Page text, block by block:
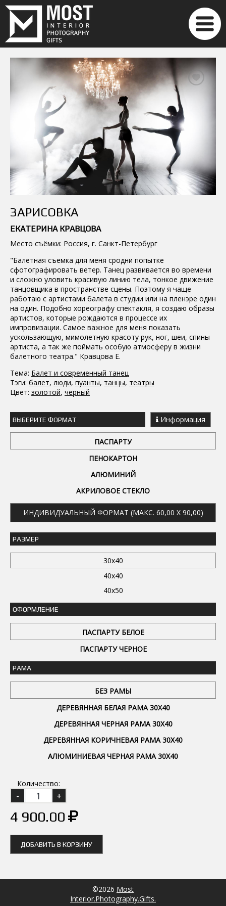
ЗАРИСОВКА
ЕКАТЕРИНА КРАВЦОВА
Место съёмки: Россия, г. Санкт-Петербург
"Балетная съемка для меня сродни попытке
сфотографировать ветер. Танец развивается во времени
и сложно уловить красивую линию тела, тонкое движение
танцовщика в пространстве сцены. Поэтому я чаще
работаю с артистами балета в студии или на пленэре один
на один. Подобно хореографу спектакля, я создаю образы
артистов, которые рождаются в процессе их
импровизации. Самое важное для меня показать
ускользающую, мимолетную красоту рук, ног, шеи, спины
артиста, а так же поймать особую атмосферу в жизни
балетного театра." Кравцова Е.
Тема: Балет и современный танец
Тэги: балет, люди, пуанты, танцы, театры
Цвет: золотой, черный
ВЫБЕРИТЕ ФОРМАТ Информация
ПАСПАРТУ
ПЕНОКАРТОН
АЛЮМИНИЙ
АКРИЛОВОЕ СТЕКЛО
ИНДИВИДУАЛЬНЫЙ ФОРМАТ (МАКС. 60,00 X 90,00)
РАЗМЕР
30x40
40x40
40x50
ОФОРМЛЕНИЕ
ПАСПАРТУ БЕЛОЕ
ПАСПАРТУ ЧЕРНОЕ
РАМА
БЕЗ РАМЫ
ДЕРЕВЯННАЯ БЕЛАЯ РАМА 30Х40
ДЕРЕВЯННАЯ ЧЕРНАЯ РАМА 30Х40
ДЕРЕВЯННАЯ КОРИЧНЕВАЯ РАМА 30Х40
АЛЮМИНИЕВАЯ ЧЕРНАЯ РАМА 30Х40
Количество:
4 900.00
ДОБАВИТЬ В КОРЗИНУ
©2026 Most
Interior.Photography.Gifts.